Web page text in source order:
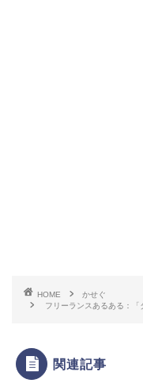
HOME
かせぐ
フリーランスあるある：
関連記事